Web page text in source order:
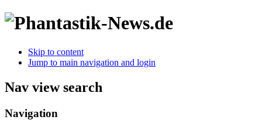
Skip to content
Jump to main navigation and login
Nav view search
Navigation